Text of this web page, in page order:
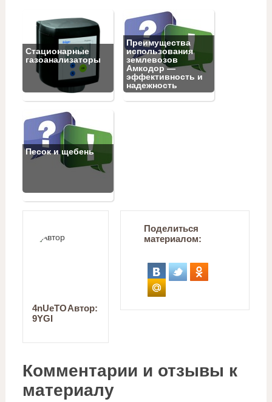
Стационарные
газоанализаторы
Преимущества
использования
землевозов
Амкодор —
эффективность и
надежность
Песок и щебень
Автор:
4nUeTO
9YGI
Поделиться
материалом:
Комментарии и отзывы к
материалу